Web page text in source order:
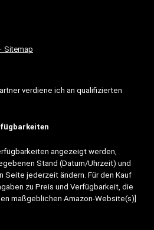
Sitemap
verdiene ich an qualifizierten
angezeigt werden,
Stand (Datum/Uhrzeit) und
Seite jederzeit ändern. Für den Kauf
zu Preis und Verfügbarkeit, die
maßgeblichen Amazon-Website(s)]